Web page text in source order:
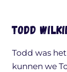
Todd
Todd was
kunnen we